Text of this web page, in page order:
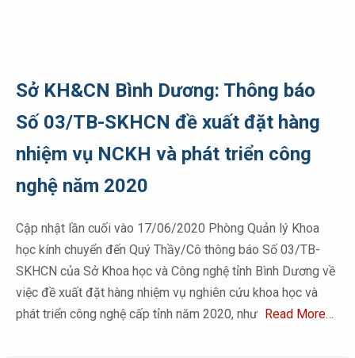
Sở KH&CN Bình Dương: Thông báo
Số 03/TB-SKHCN đề xuất đặt hàng
nhiệm vụ NCKH và phát triển công
nghệ năm 2020
Cập nhật lần cuối vào 17/06/2020 Phòng Quản lý Khoa
học kính chuyển đến Quý Thầy/Cô thông báo Số 03/TB-
SKHCN của Sở Khoa học và Công nghệ tỉnh Bình Dương về
việc đề xuất đặt hàng nhiệm vụ nghiên cứu khoa học và
phát triển công nghệ cấp tỉnh năm 2020, như Read More…